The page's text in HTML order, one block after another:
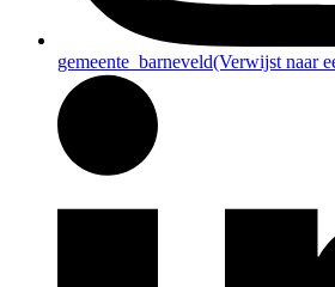
gemeente_barneveld(Verwijst naar